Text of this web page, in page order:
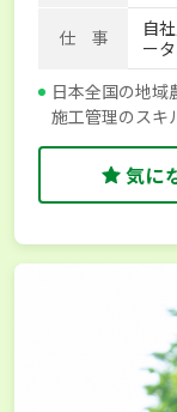
仕 事
自
ー
日本全国の地域
施工管理のスキ
気に